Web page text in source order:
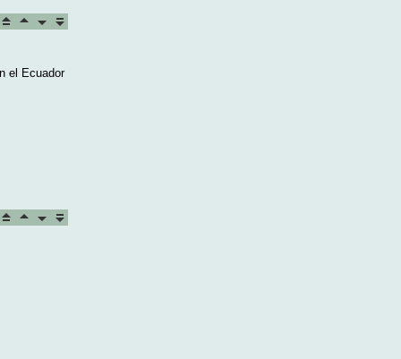
el Ecuador